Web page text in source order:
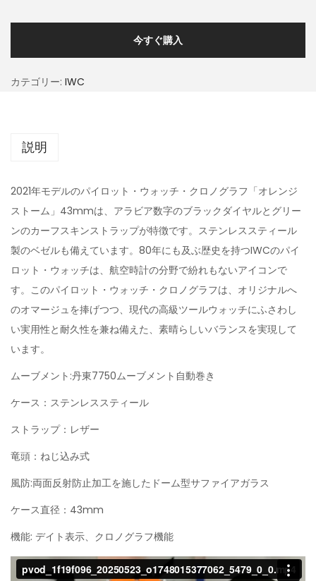
今すぐ購入
カテゴリー: IWC
説明
2021年モデルのパイロット・ウォッチ・クロノグラフ「オレンジ
ストーム」43mmは、アラビア数字のブラックダイヤルとグリー
ンのカーフスキンストラップが特徴です。ステンレススティール
製のベゼルも備えています。80年にも及ぶ歴史を持つIWCのパイ
ロット・ウォッチは、航空時計の分野で紛れもないアイコンで
す。このパイロット・ウォッチ・クロノグラフは、オリジナルへ
のオマージュを捧げつつ、現代の高級ツールウォッチにふさわし
い実用性と耐久性を兼ね備えた、素晴らしいバランスを実現して
います。
ムーブメント:丹東7750ムーブメント自動巻き
ケース：ステンレススティール
ストラップ：レザー
竜頭：ねじ込み式
風防:両面反射防止加工を施したドーム型サファイアガラス
ケース直径：43mm
機能: デイト表示、クロノグラフ機能